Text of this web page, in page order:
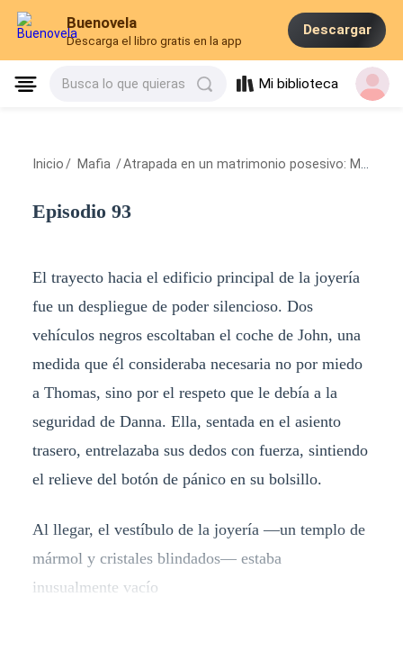
Buenovela
Descarga el libro gratis en la app
Descargar
Busca lo que quieras Mi biblioteca
Inicio / Mafia /Atrapada en un matrimonio posesivo: Mi marido es un mafioso
Episodio 93
El trayecto hacia el edificio principal de la joyería
fue un despliegue de poder silencioso. Dos
vehículos negros escoltaban el coche de John, una
medida que él consideraba necesaria no por miedo
a Thomas, sino por el respeto que le debía a la
seguridad de Danna. Ella, sentada en el asiento
trasero, entrelazaba sus dedos con fuerza, sintiendo
el relieve del botón de pánico en su bolsillo.
Al llegar, el vestíbulo de la joyería —un templo de
mármol y cristales blindados— estaba
inusualmente vacío